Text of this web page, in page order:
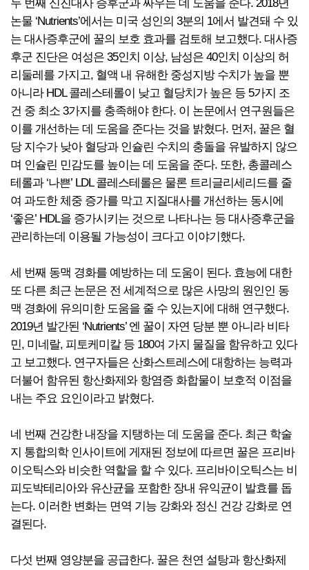
두 번째 신진대사 증후군과 싸우는 데 도움을 준다. 2018년
논물 ‘Nutrients’에서는 미국 성인의 3분의 1에서 발견돼 수 있
는 대사증후군에 꿀의 보호 효과를 검토해 보고했다. 대사증
후군 진단은 여성은 35인치 이상, 남성은 40인치 이상의 허
리둘레를 가지고, 혈액 내 유해한 중성지방 수치가 높을 뿐
아니라 HDL 콜레스테롤이 낮고 혈당치가 높은 등 5가지 조
건 중 최소 3가지를 충족해야 한다. 이 논문에서 연구원들은
이를 개선하는 데 도움을 준다는 것을 밝혔다. 먼저, 꿀은 혈
당 지수가 낮아 혈당과 인슐린 수치의 충돌을 유발하지 않으
며 인슐린 민감도를 높이는 데 도움을 준다. 또한, 총콜레스
테롤과 ‘나쁜’ LDL 콜레스테롤은 물론 트리글리세리드를 줄
여 과도한 체중 증가를 막고 지질대사를 개선하는 동시에
‘좋은’ HDL을 증가시키는 것으로 나타나는 등 대사증후군을
관리하는데 이용될 가능성이 크다고 이야기했다.
세 번째 동맥 경화를 예방하는 데 도움이 된다. 효능에 대한
또 다른 최근 논문은 전 세계적으로 많은 사망의 원인인 동
맥 경화에 유의미한 도움을 줄 수 있는지에 대해 연구했다.
2019년 발간된 ‘Nutrients’ 엔 꿀이 자연 당분 뿐 아니라 비타
민, 미네랄, 피토케미칼 등 180여 가지 물질을 함유하고 있다
고 보고했다. 연구자들은 산화스트레스에 대항하는 능력과
더불어 함유된 항산화제와 항염증 화합물이 보호적 이점을
내는 주요 요인이라고 밝혔다.
네 번째 건강한 내장을 지탱하는 데 도움을 준다. 최근 학술
지 통합의학 인사이트에 게재된 정보에 따르면 꿀은 프리바
이오틱스와 비슷한 역할을 할 수 있다. 프리바이오틱스는 비
피도박테리아와 유산균을 포함한 장내 유익균이 발효를 돕
는다. 이러한 변화는 면역 기능 강화와 정신 건강 강화로 연
결된다.
다섯 번째 영양분을 공급한다. 꿀은 천연 설탕과 항산화제